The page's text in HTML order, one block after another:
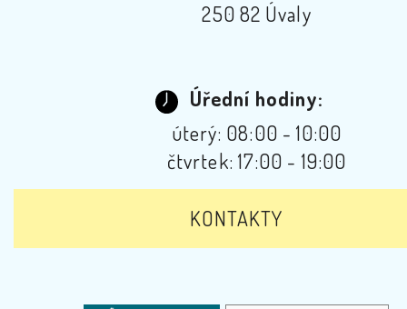
250 82 Úvaly
Úřední hodiny:
úterý: 08:00 - 10:00
čtvrtek: 17:00 - 19:00
KONTAKTY